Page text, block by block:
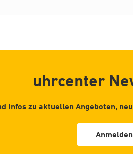
uhrcenter
Infos zu aktuellen Angeboten,
Anmelden